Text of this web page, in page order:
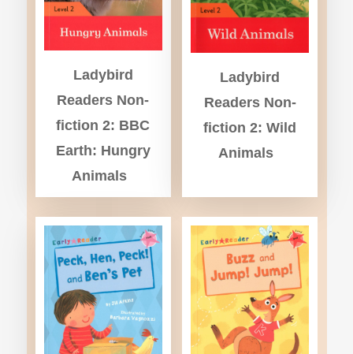
Ladybird
Readers Non-
fiction 2: BBC
Earth: Hungry
Animals
Ladybird
Readers Non-
fiction 2: Wild
Animals